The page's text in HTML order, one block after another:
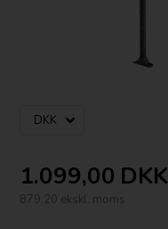
1.099,00 DKK
879,20 ekskl. moms